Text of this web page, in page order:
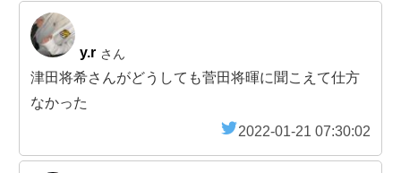
y.r さん
津田将希さんがどうしても菅田将暉に聞こえて仕方
なかった
2022-01-21 07:30:02